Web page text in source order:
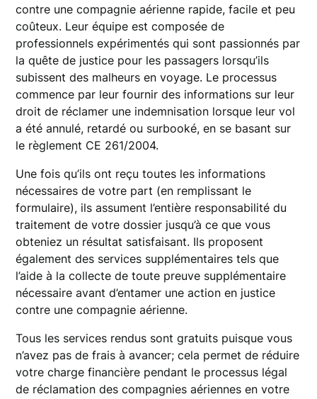
contre une compagnie aérienne rapide, facile et peu
coûteux. Leur équipe est composée de
professionnels expérimentés qui sont passionnés par
la quête de justice pour les passagers lorsqu’ils
subissent des malheurs en voyage. Le processus
commence par leur fournir des informations sur leur
droit de réclamer une indemnisation lorsque leur vol
a été annulé, retardé ou surbooké, en se basant sur
le règlement CE 261/2004.
Une fois qu’ils ont reçu toutes les informations
nécessaires de votre part (en remplissant le
formulaire), ils assument l’entière responsabilité du
traitement de votre dossier jusqu’à ce que vous
obteniez un résultat satisfaisant. Ils proposent
également des services supplémentaires tels que
l’aide à la collecte de toute preuve supplémentaire
nécessaire avant d’entamer une action en justice
contre une compagnie aérienne.
Tous les services rendus sont gratuits puisque vous
n’avez pas de frais à avancer; cela permet de réduire
votre charge financière pendant le processus légal
de réclamation des compagnies aériennes en votre